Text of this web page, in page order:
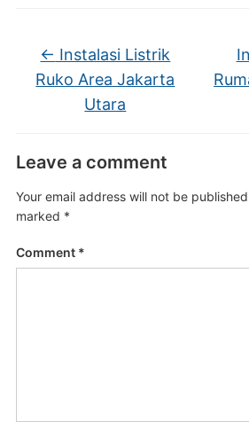
← Instalasi Listrik
Ruko Area Jakarta
Utara
Leave a comment
Your email address will not be
marked *
Comment *